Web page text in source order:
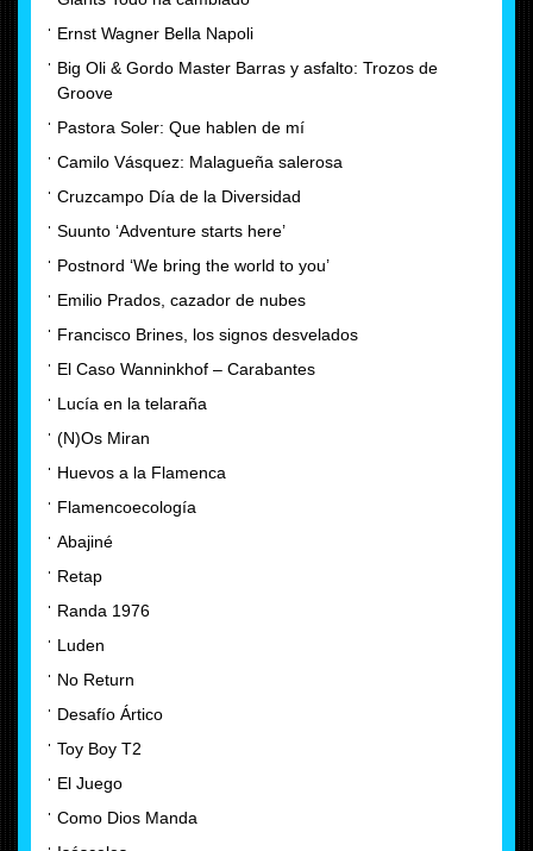
Ernst Wagner Bella Napoli
Big Oli & Gordo Master Barras y asfalto: Trozos de
Groove
Pastora Soler: Que hablen de mí
Camilo Vásquez: Malagueña salerosa
Cruzcampo Día de la Diversidad
Suunto ‘Adventure starts here’
Postnord ‘We bring the world to you’
Emilio Prados, cazador de nubes
Francisco Brines, los signos desvelados
El Caso Wanninkhof – Carabantes
Lucía en la telaraña
(N)Os Miran
Huevos a la Flamenca
Flamencoecología
Abajiné
Retap
Randa 1976
Luden
No Return
Desafío Ártico
Toy Boy T2
El Juego
Como Dios Manda